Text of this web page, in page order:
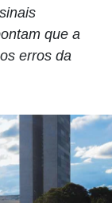
que a
erros da